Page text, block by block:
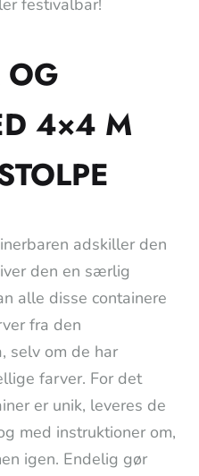
festivalbar!
OG
4×4 M
adskiller den
den en særlig
alle disse containere
fra den
selv om de har
farver. For det
er unik, leveres de
med instruktioner om,
igen. Endelig gør